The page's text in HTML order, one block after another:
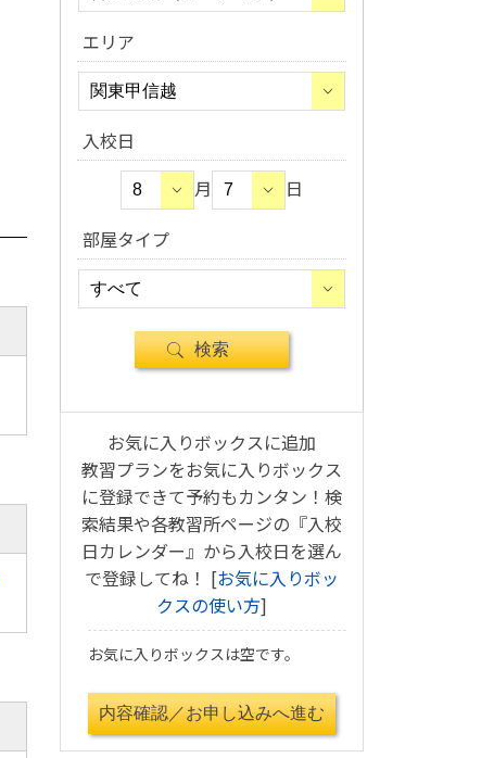
エリア
入校日
月
日
部屋タイプ
お気に入りボックスに追加
教習プランをお気に入りボックス
に登録できて予約もカンタン！検
索結果や各教習所ページの『入校
日カレンダー』から入校日を選ん
で登録してね！ [お気に入りボッ
クスの使い方]
お気に入りボックスは空です。